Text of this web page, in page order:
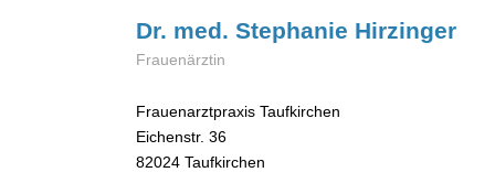
Dr. med. Stephanie Hirzinger
Frauenärztin
Frauenarztpraxis Taufkirchen
Eichenstr. 36
82024 Taufkirchen